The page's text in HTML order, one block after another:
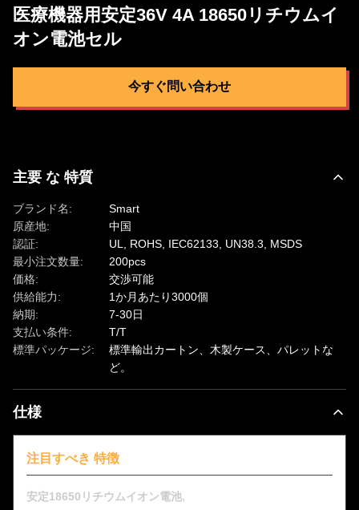
医療機器用安定36V 4A 18650リチウムイ
オン電池セル
今すぐ問い合わせ
主要 な 特質
ブランド名:
Smart
原産地:
中国
認証:
UL, ROHS, IEC62133, UN38.3, MSDS
最小注文数量:
200pcs
価格:
交渉可能
供給能力:
1か月あたり3000個
納期:
7-30日
支払い条件:
T/T
標準パッケージ:
標準輸出カートン、木製ケース、パレットな
ど。
仕様
注目すべき 特徴
安定18650リチウムイオン電池,